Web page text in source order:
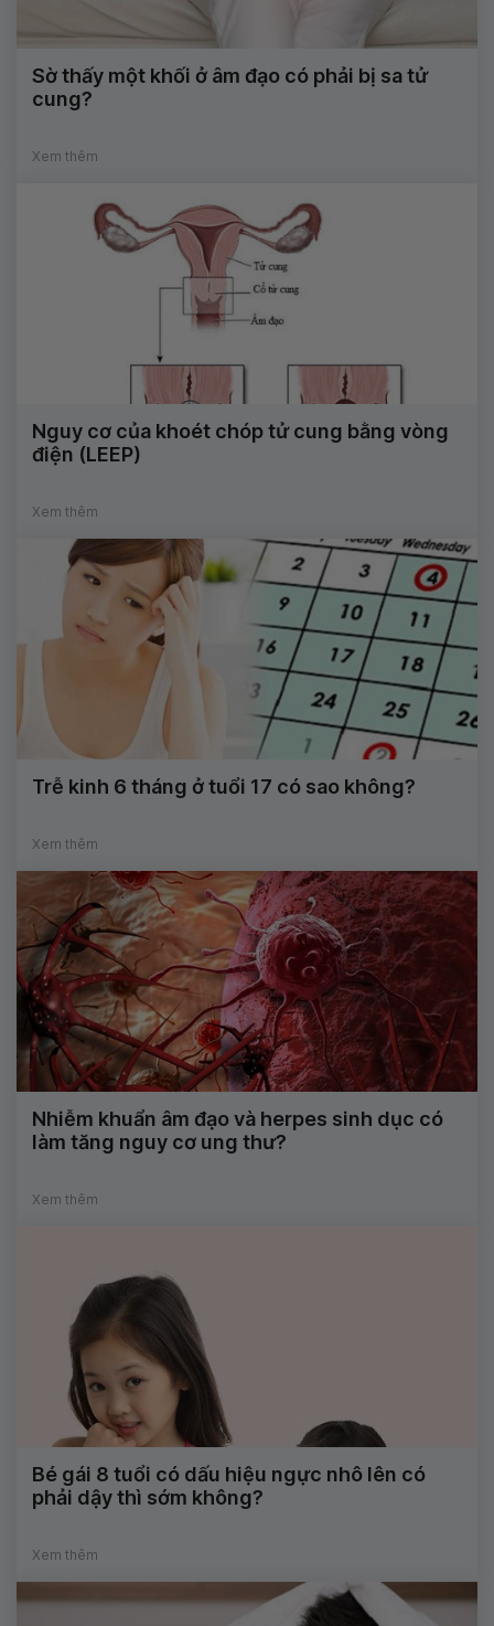
Sờ thấy một khối ở âm đạo có phải bị sa tử
cung?
Xem thêm
Nguy cơ của khoét chóp tử cung bằng vòng
điện (LEEP)
Xem thêm
Trễ kinh 6 tháng ở tuổi 17 có sao không?
Xem thêm
Nhiễm khuẩn âm đạo và herpes sinh dục có
làm tăng nguy cơ ung thư?
Xem thêm
Bé gái 8 tuổi có dấu hiệu ngực nhô lên có
phải dậy thì sớm không?
Xem thêm